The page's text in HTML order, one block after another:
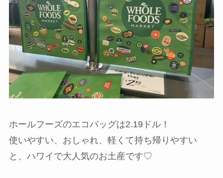
ホールフーズのエコバッグは2.19ドル！
使いやすい、おしゃれ、軽くて持ち帰りやすい
と、ハワイで大人気のお土産です♡